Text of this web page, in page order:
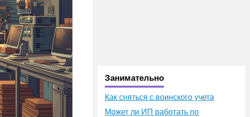
Занимательно
Как сняться с воинского учета
Может ли ИП работать по